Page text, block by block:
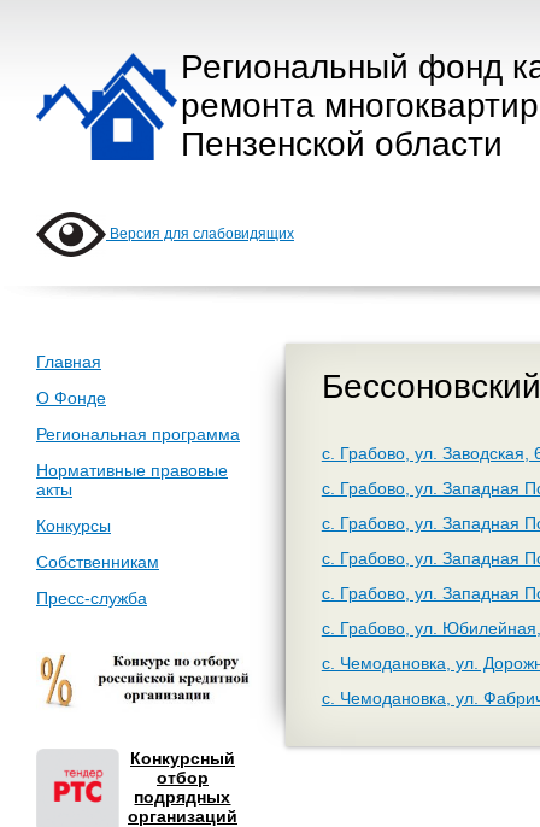
Региональный фонд
ремонта
Пензенской области
Версия для слабовидящих
Главная
О Фонде
Региональная программа
Нормативные правовые
акты
Конкурсы
Собственникам
Пресс-служба
Конкурсный
отбор
подрядных
организаций
с. Грабово, ул. Заводская,
с. Грабово, ул. Западная
с. Грабово, ул. Западная
с. Грабово, ул. Западная
с. Грабово, ул. Западная
с. Грабово, ул.
с. Чемодановка, ул.
с. Чемодановка, ул.